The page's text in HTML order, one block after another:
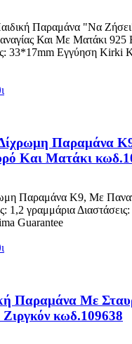
Παραμάνα "Να
Και Με Ματάκι 925
33*17mm Εγγύηση Kirki
Παραμάνα
Και Ματάκι
Παραμάνα K9, Με
1,2 γραμμάρια
Guarantee
Παραμάνα Με
κωδ.109638